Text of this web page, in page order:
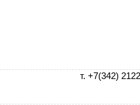
т. +7(342)